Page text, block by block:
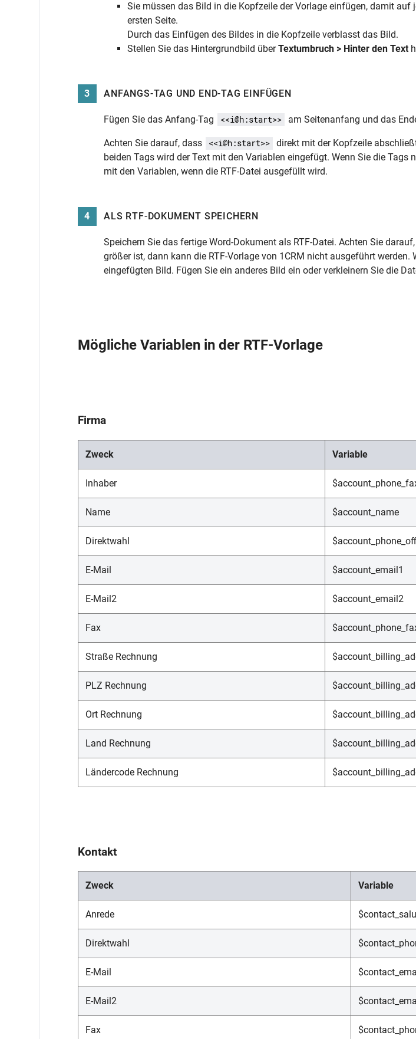
Sie müssen das Bild in die Kopfzeile der Vorlage einfügen, damit
ersten Seite.
Durch das Einfügen des Bildes in die Kopfzeile verblasst das Bild.
Stellen Sie das Hintergrundbild überTextumbruch > Hinter den Text
3 ANFANGS-TAG UND END-TAG EINFÜGEN
Fügen Sie das Anfang-Tag <<i@h:start>> am Seitenanfang und das
Achten Sie darauf, dass <<i@h:start>> direkt mit der Kopfzeile
beiden Tags wird der Text mit den Variablen eingefügt. Wenn Sie die
mit den Variablen, wenn die RTF-Datei ausgefüllt wird.
4 ALS RTF-DOKUMENT SPEICHERN
Speichern Sie das fertige Word-Dokument als RTF-Datei. Achten Sie
größer ist, dann kann die RTF-Vorlage von 1CRM nicht ausgeführt
eingefügten Bild. Fügen Sie ein anderes Bild ein oder verkleinern Sie die
Mögliche Variablen in der RTF-Vorlage
Firma
Zweck Variable
Inhaber
Name $account_name
Direktwahl
E-Mail $account_email1
E-Mail2 $account_email2
Fax
Straße Rechnung
PLZ Rechnung
Ort Rechnung
Land Rechnung
Ländercode Rechnung
Kontakt
Zweck Variable
Anrede
Direktwahl
E-Mail
E-Mail2
Fax